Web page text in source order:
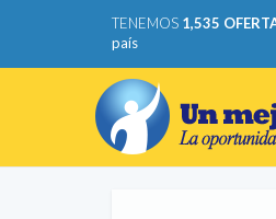
TENEMOS 1,535
país